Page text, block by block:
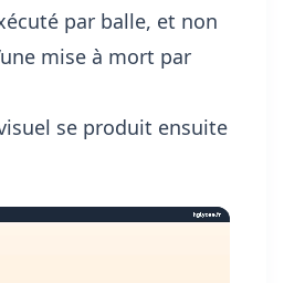
par balle, et non
mise à mort par
se produit ensuite